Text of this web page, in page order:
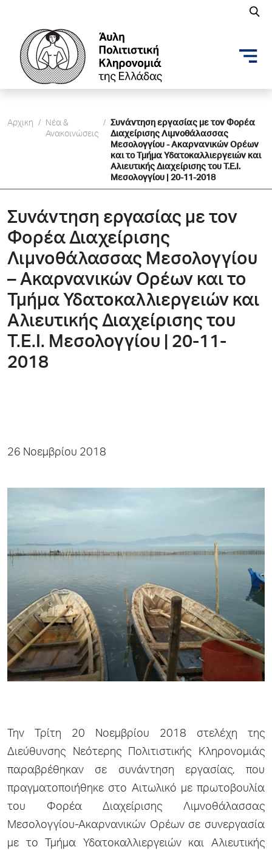
Αρχικη /
Νέα &
Ανακοινώσεις
/ Συνάντηση εργασίας με τον Φορέα
Διαχείρισης Λιμνοθάλασσας
Μεσολογγίου - Ακαρνανικών Ορέων
και το Τμήμα Υδατοκαλλιεργειών και
Αλιευτικής Διαχείρισης του Τ.Ε.Ι.
Μεσολογγίου | 20-11-2018
Συνάντηση εργασίας με τον
Φορέα Διαχείρισης
Λιμνοθάλασσας Μεσολογγίου
– Ακαρνανικών Ορέων και το
Τμήμα Υδατοκαλλιεργειών και
Αλιευτικής Διαχείρισης του
Τ.Ε.Ι. Μεσολογγίου | 20-11-
2018
26 Νοεμβρίου 2018
Την Τρίτη 20 Νοεμβρίου 2018 στελέχη της
Διεύθυνσης Νεότερης Πολιτιστικής Κληρονομιάς
παραβρέθηκαν σε συνάντηση εργασίας, που
πραγματοποιήθηκε στο Αιτωλικό με πρωτοβουλία
του Φορέα Διαχείρισης Λιμνοθάλασσας
Μεσολογγίου-Ακαρνανικών Ορέων σε συνεργασία
με το Τμήμα Υδατοκαλλιεργειών και Αλιευτικής